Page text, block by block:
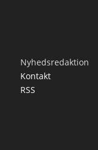
Nyhedsredaktion
Kontakt
RSS